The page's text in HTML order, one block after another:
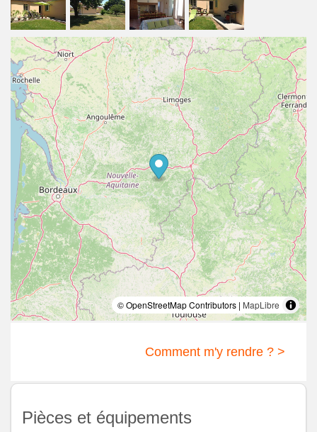
© OpenStreetMap Contributors | MapLibre
Comment m'y rendre ? >
Pièces et équipements